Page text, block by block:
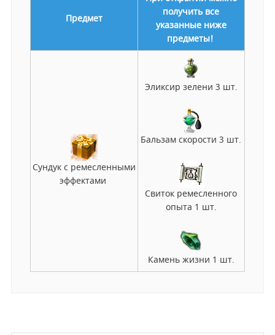
Предмет
получить все
указанные ниже
предметы!
Сундук с ремесленными
эффектами
Эликсир зелени 3 шт.
Бальзам скорости 3 шт.
Свиток ремесленного
опыта 1 шт.
Камень жизни 1 шт.